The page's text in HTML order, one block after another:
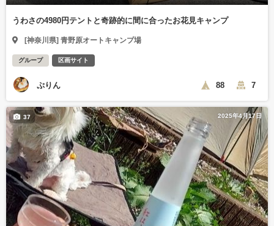
うわさの4980円テントと奇跡的に間に合ったお花見キャンプ
[神奈川県] 青野原オートキャンプ場
グループ 区画サイト
ぷりん 88 7
2025年4月17日
37